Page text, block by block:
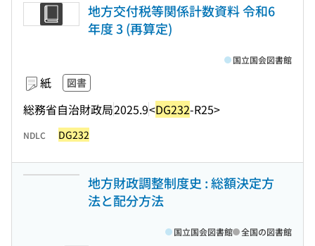
地方交付税等関係計数資料 令和6
年度 3 (再算定)
紙 図書
総務省自治財政局2025.9<DG232-R25>
国立国会図書館
NDLC DG232
地方財政調整制度史 : 総額決定方
法と配分方法
国立国会図書館 全国の図書館